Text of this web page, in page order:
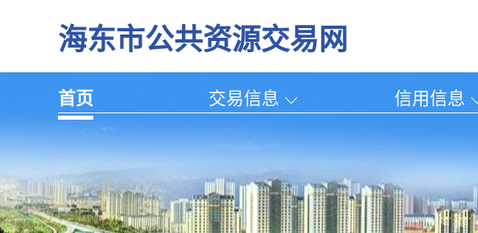
海东市公共资源交易网
首页 交易信息 信用信息